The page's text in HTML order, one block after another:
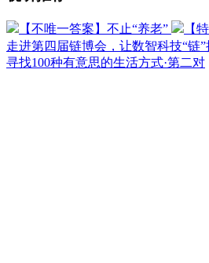
【不唯一答案】不止“养老” 【
走进第四届链博会，让数智科技“链”
寻找100种有意思的生活方式·第二对